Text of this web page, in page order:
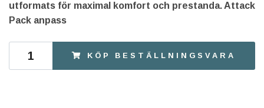
utformats för maximal komfort och prestanda. Attack
Pack anpass
KÖP BESTÄLLNINGSVARA